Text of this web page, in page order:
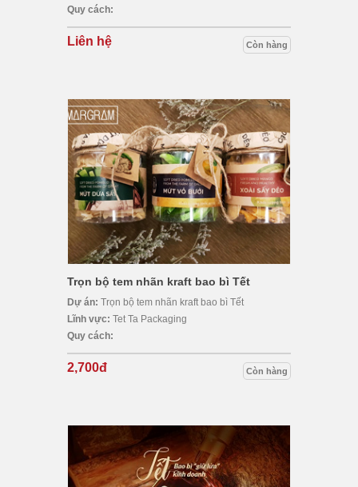
Quy cách:
Liên hệ Còn hàng
Trọn bộ tem nhãn kraft bao bì Tết
Dự án: Trọn bộ tem nhãn kraft bao bì Tết
Lĩnh vực: Tet Ta Packaging
Quy cách:
2,700đ Còn hàng